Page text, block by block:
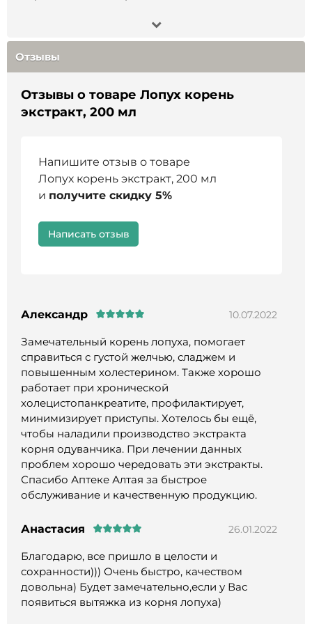
Отзывы
Отзывы о товаре Лопух корень
экстракт, 200 мл
Александр 10.07.2022
Замечательный корень лопуха, помогает
справиться с густой желчью, сладжем и
повышенным холестерином. Также хорошо
работает при хронической
холецистопанкреатите, профилактирует,
минимизирует приступы. Хотелось бы ещё,
чтобы наладили производство экстракта
корня одуванчика. При лечении данных
проблем хорошо чередовать эти экстракты.
Спасибо Аптеке Алтая за быстрое
обслуживание и качественную продукцию.
Анастасия 26.01.2022
Благодарю, все пришло в целости и
сохранности))) Очень быстро, качеством
довольна) Будет замечательно,если у Вас
появиться вытяжка из корня лопуха)
Напишите отзыв о товаре
Лопух корень экстракт, 200 мл
и получите скидку 5%
Написать отзыв